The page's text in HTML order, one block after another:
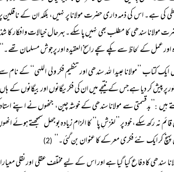
ہے۔ اس کی ذمہ داری حضرت مولانا پر نہیں، بلکہ ان کے
سندھی کا مطلب بھی نہیں پا سکے۔بہرحال خیالات وافکار کا شذوذ
عمل کے لحاظ سے پکے سچے راسخ العقیدہ اور پرجوش مسلمان تھے۔‘‘
ایک کتاب ’’مولانا عبیدا للہ سندھی اور تنظیم فکر ولی اللہی‘‘ کے نام
پیش کر دیا ہے جس کے نتیجے میں ان کی فکر یگانوں اور بیگانوں کے
ہیں :
’’بدقسمتی سے مولانا سندھی کے خوشہ چین، جنھوں نے اپنے
نہ رکھ سکے، خود پر ’’لغزشِ پا‘‘ کا الزام زیادہ بوجھل سمجھتے
کر ایک نئے فکری معرکے کا عنوان بن گئی۔‘‘ (2)
سندھی کا دفاع کیا گیا ہے اور اس کے لیے مختلف عقلی اور نقلی